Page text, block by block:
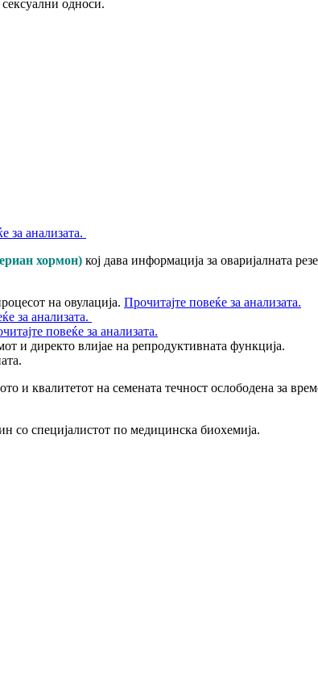
односи.
за анализата.
хормон) кој дава информација за оваријалната
на овулација. Прочитајте повеќе за анализата.
за анализата.
повеќе за анализата.
и директо влијае на репродуктивната функција.
и квалитетот на семената течност ослободена за
со специјалистот по медицинска биохемија.